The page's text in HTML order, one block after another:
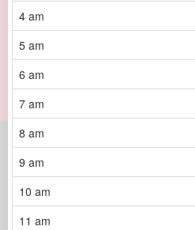
4 am
5 am
6 am
7 am
8 am
9 am
10 am
11 am